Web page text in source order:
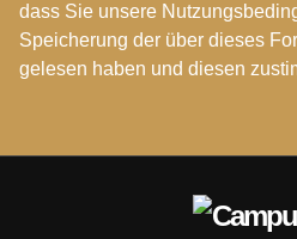
dass Sie unsere
Speicherung der über dieses
gelesen haben und diesen